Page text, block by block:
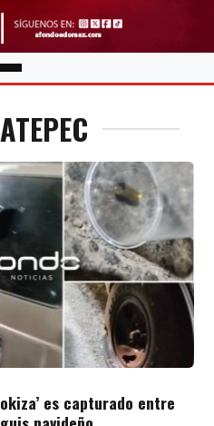
es capturado entre